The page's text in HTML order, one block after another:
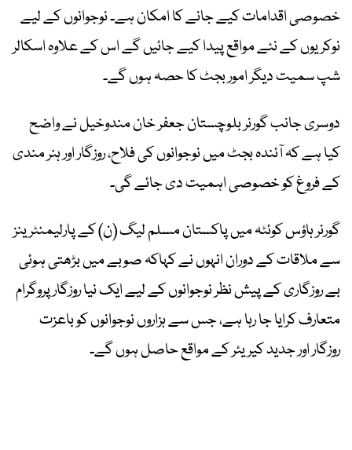
خصوصی اقدامات کیے جانے کا امکان ہے۔ نوجوانوں کے لیے
نوکریوں کے نئے مواقع پیدا کیے جائیں گے اس کے علاوہ اسکالر
شپ سمیت دیگر امور بجٹ کا حصہ ہوں گے۔
دوسری جانب گورنر بلوچستان جعفر خان مندوخیل نے واضح
کیا ہے کہ آئندہ بجٹ میں نوجوانوں کی فلاح، روزگار اور ہنر مندی
کے فروغ کو خصوصی اہمیت دی جائے گی۔
گورنر ہاؤس کوئٹہ میں پاکستان مسلم لیگ (ن) کے پارلیمنٹرینز
سے ملاقات کے دوران انہوں نے کہاکہ صوبے میں بڑھتی ہوئی
بے روزگاری کے پیش نظر نوجوانوں کے لیے ایک نیا روزگار پروگرام
متعارف کرایا جا رہا ہے، جس سے ہزاروں نوجوانوں کو باعزت
روزگار اور جدید کیریئر کے مواقع حاصل ہوں گے۔